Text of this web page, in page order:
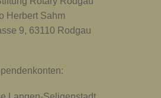
Herbert Sahm
9, 63110 Rodgau